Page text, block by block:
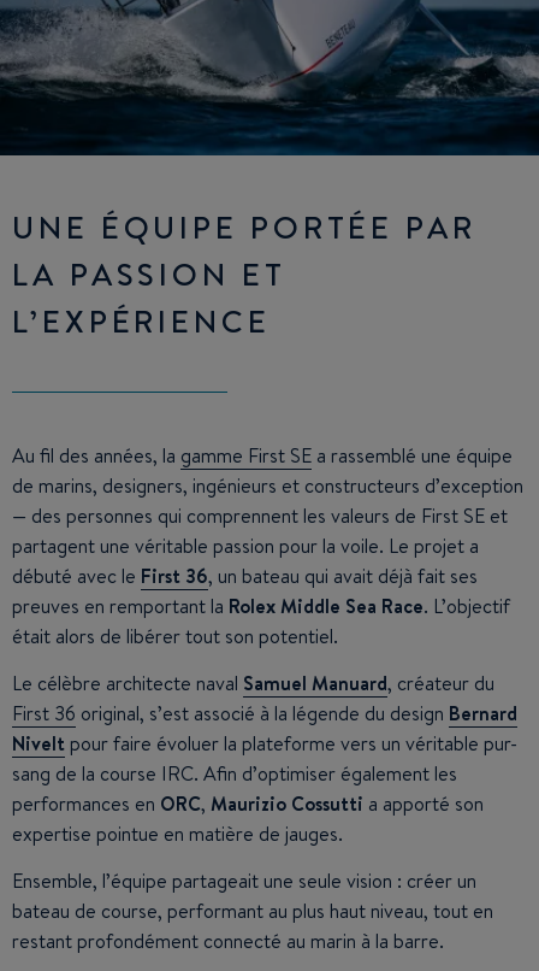
UNE ÉQUIPE PORTÉE PAR
LA PASSION ET
L’EXPÉRIENCE
Au fil des années, la gamme First SE a rassemblé une équipe
de marins, designers, ingénieurs et constructeurs d’exception
— des personnes qui comprennent les valeurs de First SE et
partagent une véritable passion pour la voile. Le projet a
débuté avec le First 36, un bateau qui avait déjà fait ses
preuves en remportant la Rolex Middle Sea Race. L’objectif
était alors de libérer tout son potentiel.
Le célèbre architecte naval Samuel Manuard, créateur du
First 36 original, s’est associé à la légende du design Bernard
Nivelt pour faire évoluer la plateforme vers un véritable pur-
sang de la course IRC. Afin d’optimiser également les
performances en ORC, Maurizio Cossutti a apporté son
expertise pointue en matière de jauges.
Ensemble, l’équipe partageait une seule vision : créer un
bateau de course, performant au plus haut niveau, tout en
restant profondément connecté au marin à la barre.